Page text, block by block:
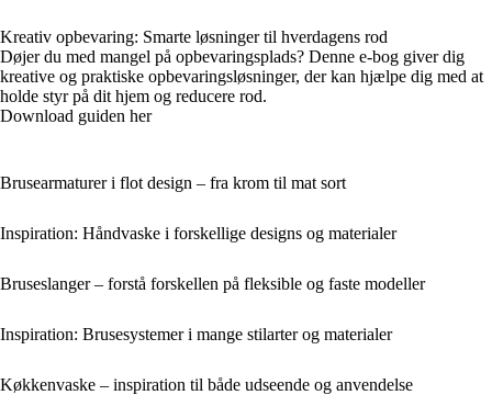
Kreativ opbevaring: Smarte løsninger til hverdagens rod
Døjer du med mangel på opbevaringsplads? Denne e-bog giver dig
kreative og praktiske opbevaringsløsninger, der kan hjælpe dig med at
holde styr på dit hjem og reducere rod.
Download guiden her
Brusearmaturer i flot design – fra krom til mat sort
Inspiration: Håndvaske i forskellige designs og materialer
Bruseslanger – forstå forskellen på fleksible og faste modeller
Inspiration: Brusesystemer i mange stilarter og materialer
Køkkenvaske – inspiration til både udseende og anvendelse